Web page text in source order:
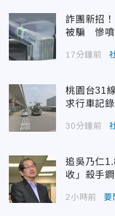
詐團新招
被騙 慘噴
17分鐘前
桃園台31
求行車記
30分鐘前
追吳乃仁
收」殺手鐧
2小時前 要